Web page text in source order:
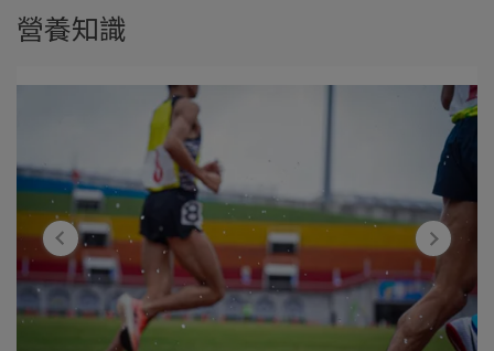
營養知識